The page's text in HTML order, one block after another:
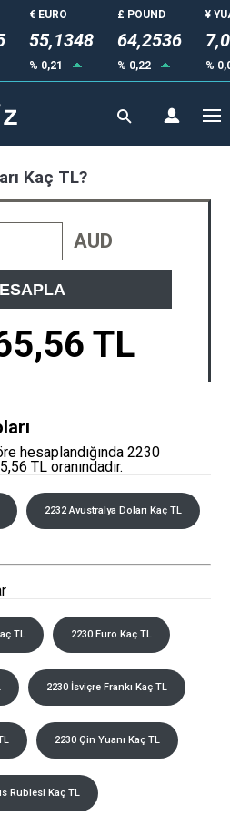
€ EURO
55,1348
% 0,21
£ POUND
64,2536
% 0,22
¥
%
Kaç TL?
AUD
TL
hesaplandığında 2230
TL oranındadır.
2232 Avustralya Doları Kaç TL
TL 2230 Euro Kaç TL
2230 İsviçre Frankı Kaç TL
2230 Çin Yuanı Kaç TL
Rublesi Kaç TL